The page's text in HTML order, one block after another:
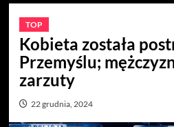
TOP
Kobieta została
Przemyślu;
zarzuty
22 grudnia, 2024